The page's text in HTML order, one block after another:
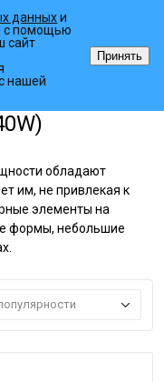
Наружное освещение
обладают
им, не привлекая к
элементы на
формы, небольшие
данныхи
с помощью
сайт
нашей
Принять